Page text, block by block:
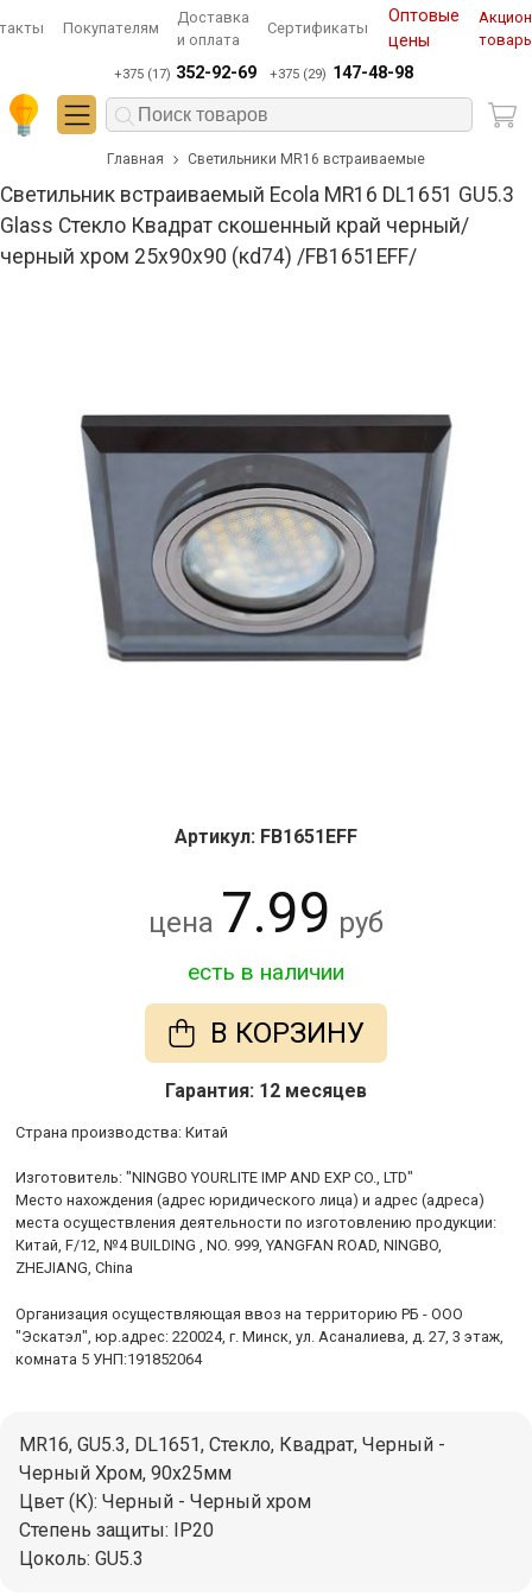
Покупателям
Доставка
и оплата
Сертификаты
Оптовые
цены
+375 (17) 352-92-69 +375 (29) 147-48-98
Главная Светильники MR16 встраиваемые
Светильник встраиваемый Ecola MR16 DL1651 GU5.3
Glass Стекло Квадрат скошенный край черный/
черный хром 25x90x90 (кd74) /FB1651EFF/
Артикул: FB1651EFF
цена 7.99 руб
есть в наличии
В КОРЗИНУ
Гарантия: 12 месяцев
Cтрана производства: Китай
Изготовитель: "NINGBO YOURLITE IMP AND EXP CO., LTD"
Место нахождения (адрес юридического лица) и адрес (адреса)
места осуществления деятельности по изготовлению продукции:
Китай, F/12, №4 BUILDING , NO. 999, YANGFAN ROAD, NINGBO,
ZHEJIANG, China
Организация осуществляющая ввоз на территорию РБ - ООО
"Эскатэл", юр.адрес: 220024, г. Минск, ул. Асаналиева, д. 27, 3 этаж,
комната 5 УНП:191852064
MR16, GU5.3, DL1651, Стекло, Квадрат, Черный -
Черный Хром, 90х25мм
Цвет (К): Черный - Черный хром
Степень защиты: IP20
Цоколь: GU5.3